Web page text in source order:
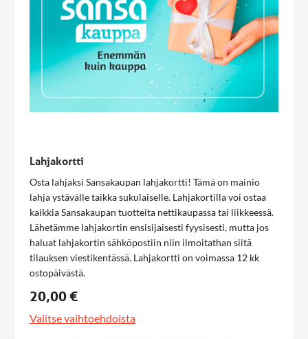
Lahjakortti
Osta lahjaksi Sansakaupan lahjakortti! Tämä on mainio
lahja ystävälle taikka sukulaiselle. Lahjakortilla voi ostaa
kaikkia Sansakaupan tuotteita nettikaupassa tai liikkeessä.
Lähetämme lahjakortin ensisijaisesti fyysisesti, mutta jos
haluat lahjakortin sähköpostiin niin ilmoitathan siitä
tilauksen viestikentässä. Lahjakortti on voimassa 12 kk
ostopäivästä.
20,00 €
Valitse vaihtoehdoista